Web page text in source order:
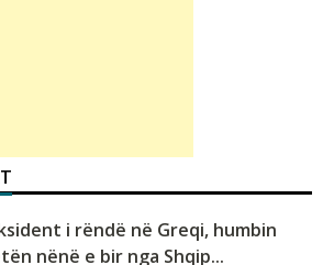
i rëndë në Greqi, humbin
nënë e bir nga Shqip...